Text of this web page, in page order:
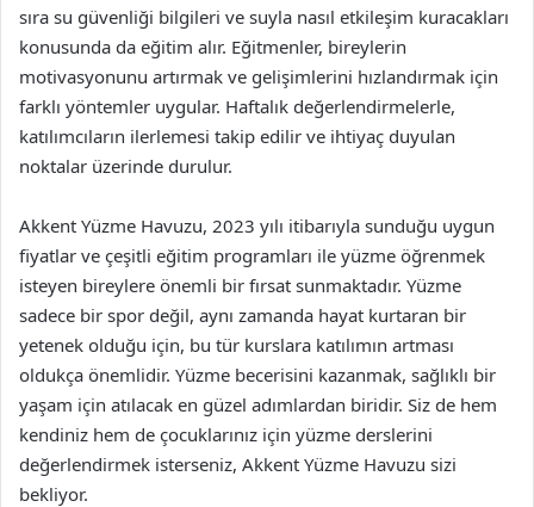
sıra su güvenliği bilgileri ve suyla nasıl etkileşim kuracakları
konusunda da eğitim alır. Eğitmenler, bireylerin
motivasyonunu artırmak ve gelişimlerini hızlandırmak için
farklı yöntemler uygular. Haftalık değerlendirmelerle,
katılımcıların ilerlemesi takip edilir ve ihtiyaç duyulan
noktalar üzerinde durulur.
Akkent Yüzme Havuzu, 2023 yılı itibarıyla sunduğu uygun
fiyatlar ve çeşitli eğitim programları ile yüzme öğrenmek
isteyen bireylere önemli bir fırsat sunmaktadır. Yüzme
sadece bir spor değil, aynı zamanda hayat kurtaran bir
yetenek olduğu için, bu tür kurslara katılımın artması
oldukça önemlidir. Yüzme becerisini kazanmak, sağlıklı bir
yaşam için atılacak en güzel adımlardan biridir. Siz de hem
kendiniz hem de çocuklarınız için yüzme derslerini
değerlendirmek isterseniz, Akkent Yüzme Havuzu sizi
bekliyor.